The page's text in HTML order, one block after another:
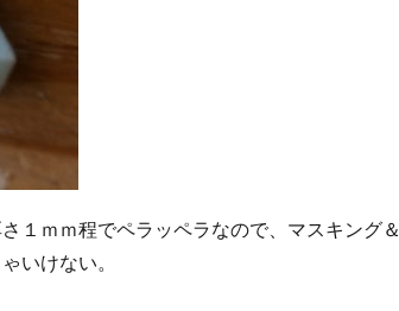
１ｍｍ程でペラッペラなので、マスキング＆
いけない。